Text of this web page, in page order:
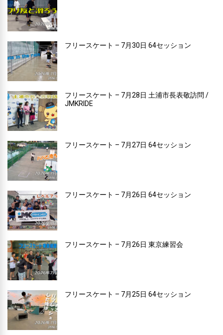
フリースケート – 7月30日 64セッション
フリースケート – 7月28日 土浦市長表敬訪問 /
JMKRIDE
フリースケート – 7月27日 64セッション
フリースケート – 7月26日 64セッション
フリースケート – 7月26日 東京練習会
フリースケート – 7月25日 64セッション